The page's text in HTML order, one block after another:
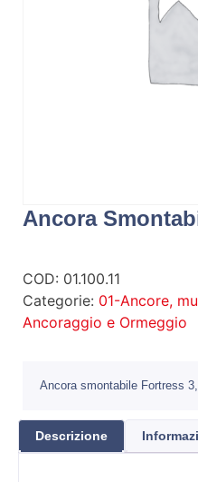
Ancora
COD: 01.100.11
Categorie: 01-Ancore,
Ancoraggio e Ormeggio
Ancora smontabile Fortress
Descrizione